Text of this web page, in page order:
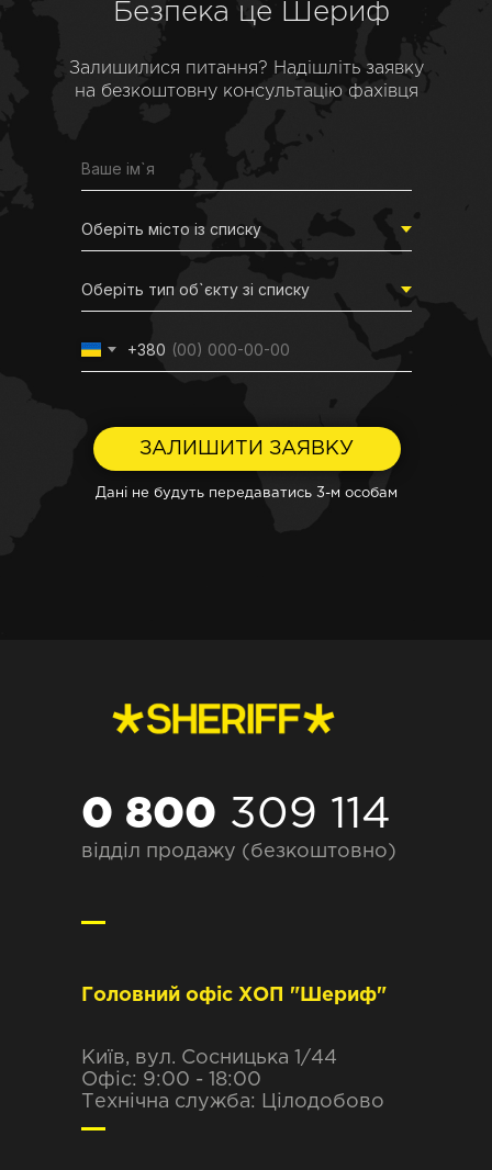
Безпека це Шериф
Залишилися питання? Надішліть заявку
на безкоштовну консультацію фахівця
+380
ЗАЛИШИТИ ЗАЯВКУ
Дані не будуть передаватись 3-м особам
0 800 309 114
Головний офіс ХОП "Шериф"
Київ, вул. Сосницька 1/44
Офіс: 9:00 - 18:00
Технічна служба: Цілодобово
відділ продажу (безкоштовно)